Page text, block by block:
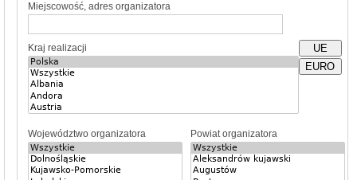
Miejscowość, adres organizatora
Kraj realizacji
UE
EURO
Województwo organizatora Powiat organizatora